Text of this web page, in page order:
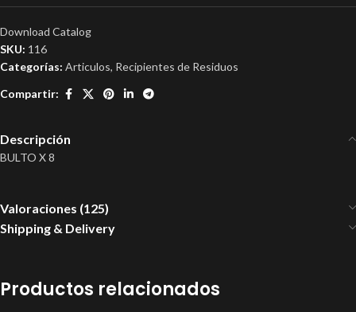
Download Catalog
SKU: 116
Categorías: Articulos, Recipientes de Residuos
Compartir:
Descripción
BULTO X 8
Valoraciones (125)
Shipping & Delivery
Productos relacionados